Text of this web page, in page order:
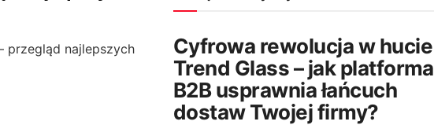
przegląd najlepszych
Cyfrowa rewolucja w hucie
Trend Glass – jak platforma
B2B usprawnia łańcuch
dostaw Twojej firmy?